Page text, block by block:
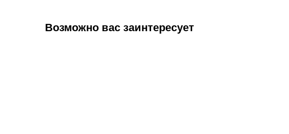
Возможно вас заинтересует